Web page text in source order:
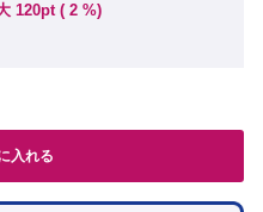
120pt ( 2 %)
入れる